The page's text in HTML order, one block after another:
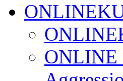
ONLINE